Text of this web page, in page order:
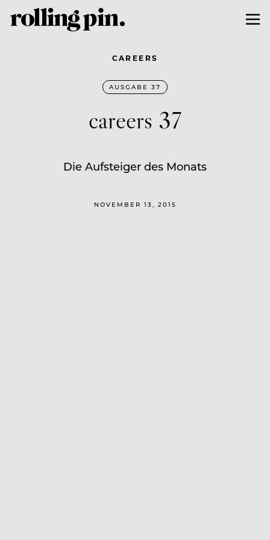
CAREERS
AUSGABE 37
careers 37
Die Aufsteiger des Monats
NOVEMBER 13, 2015